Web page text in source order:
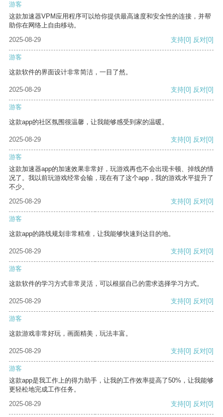
游客
这款加速器VPM应用程序可以给你提供最高速度和安全性的连接，并帮
助你在网络上自由移动。
2025-08-29
支持[0] 反对[0]
游客
这款软件的界面设计非常简洁，一目了然。
2025-08-29 支持[0] 反对[0]
游客
这款app的社区氛围很温馨，让我能够感受到家的温暖。
2025-08-29 支持[0] 反对[0]
游客
这款加速器app的加速效果非常好，玩游戏再也不会出现卡顿、掉线的情
况了。我以前玩游戏经常会输，现在有了这个app，我的游戏水平提升了
不少。
2025-08-29
支持[0] 反对[0]
游客
这款app的路线规划非常精准，让我能够快速到达目的地。
2025-08-29 支持[0] 反对[0]
游客
这款软件的学习方式非常灵活，可以根据自己的需求选择学习方式。
2025-08-29 支持[0] 反对[0]
游客
这款游戏非常好玩，画面精美，玩法丰富。
2025-08-29 支持[0] 反对[0]
游客
这款app是我工作上的得力助手，让我的工作效率提高了50%，让我能够
更轻松地完成工作任务。
2025-08-29
支持[0] 反对[0]